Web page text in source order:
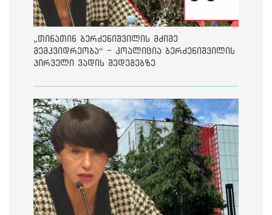
„თინათინ ბერძენიშვილის მძიმე
მემკვიდრეობა“ - კოალიცია ბერძენიშვილის
პირველი ვადის შედეგებზე